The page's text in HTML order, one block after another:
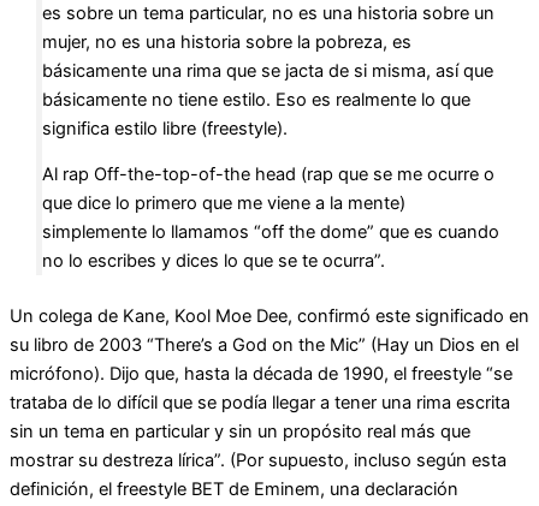
es sobre un tema particular, no es una historia sobre un
mujer, no es una historia sobre la pobreza, es
básicamente una rima que se jacta de si misma, así que
básicamente no tiene estilo. Eso es realmente lo que
significa estilo libre (freestyle).
Al rap Off-the-top-of-the head (rap que se me ocurre o
que dice lo primero que me viene a la mente)
simplemente lo llamamos “off the dome” que es cuando
no lo escribes y dices lo que se te ocurra”.
Un colega de Kane, Kool Moe Dee, confirmó este significado en
su libro de 2003 “There’s a God on the Mic” (Hay un Dios en el
micrófono). Dijo que, hasta la década de 1990, el freestyle “se
trataba de lo difícil que se podía llegar a tener una rima escrita
sin un tema en particular y sin un propósito real más que
mostrar su destreza lírica”. (Por supuesto, incluso según esta
definición, el freestyle BET de Eminem, una declaración